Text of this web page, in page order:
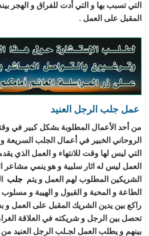
التي تسبب بها و التي أدت للفراق و الهجر
المقبل على العمل .
عمل جلب الرجل العنيد
من أحد الأعمال المطلوبة بشكل كبير في
الروحاني الخبير في أعمال الجلب السريعة و
التي ليس لها وقت للانتهاء و العمل الذي
العمل ليس له اثار سلبية و هو ينمي مشاعر
الشريكين المطلوب لهم العمل و يتم جلب
الطاعة و المحبة و القبول و الهيبة و
راكع بين يدين الشريك المقبل على العمل و
تحصل بين الرجل و شريكته في العلاقة
بينهم و يطلب العمل لجـلب الرجل العنيد من